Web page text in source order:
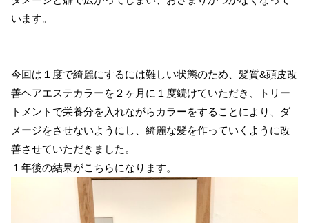
います。
今回は１度で綺麗にするには難しい状態のため、髪質&頭皮改
善ヘアエステカラーを２ヶ月に１度続けていただき、トリー
トメントで栄養分を入れながらカラーをすることにより、ダ
メージをさせないようにし、綺麗な髪を作っていくように改
善させていただきました。
１年後の結果がこちらになります。